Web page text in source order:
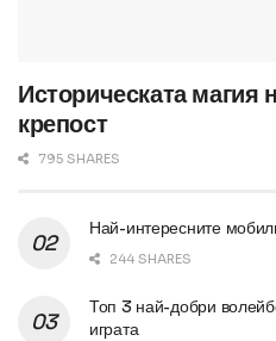
Историческата магия
крепост
795 SHARES
Най-интересните
244 SHARES
Топ 3 най-добри
играта